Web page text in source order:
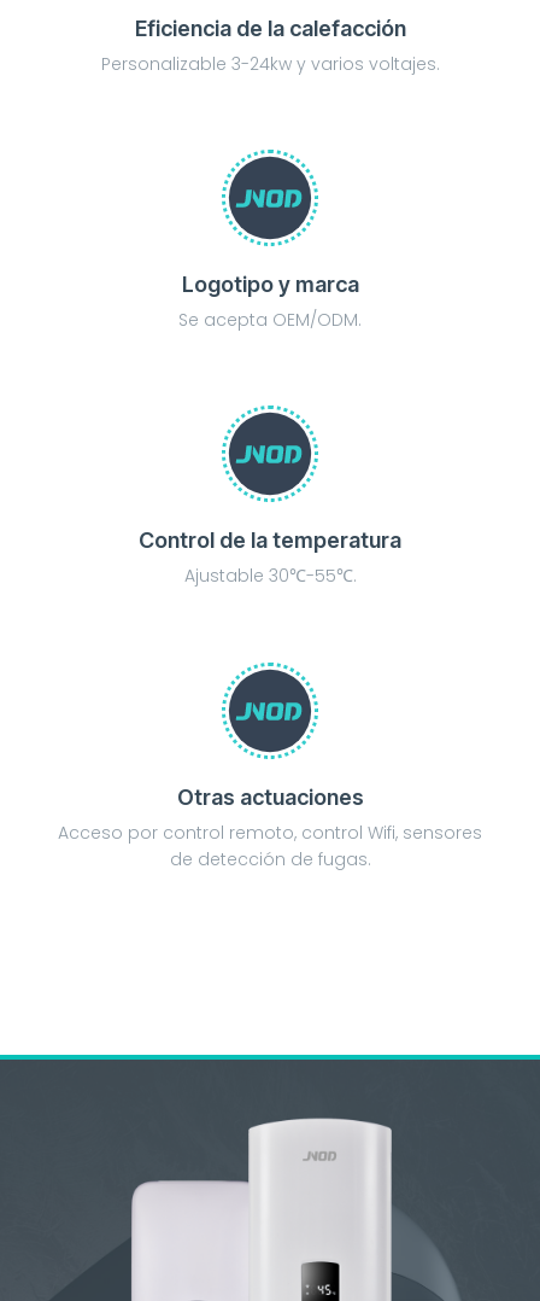
Eficiencia de la calefacción
Personalizable 3-24kw y varios voltajes.
Logotipo y marca
Se acepta OEM/ODM.
Control de la temperatura
Ajustable 30℃-55℃.
Otras actuaciones
Acceso por control remoto, control Wifi, sensores
de detección de fugas.